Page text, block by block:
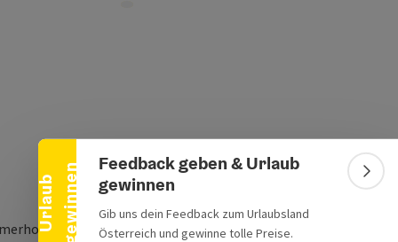
U
r
l
a
u
b
g
e
w
i
n
n
e n
Banner einklappen
Feedback geben & Urlaub
gewinnen
Gib uns dein Feedback zum Urlaubsland
Österreich und gewinne tolle Preise.
4